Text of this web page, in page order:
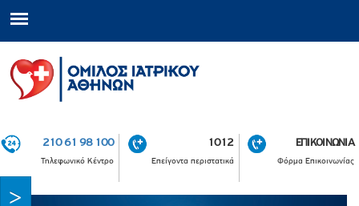
210 61 98 100
Τηλεφωνικό Κέντρο
1012
Επείγοντα περιστατικά
ΕΠΙΚΟΙΝΩΝΙΑ
Φόρμα Επικοινωνίας